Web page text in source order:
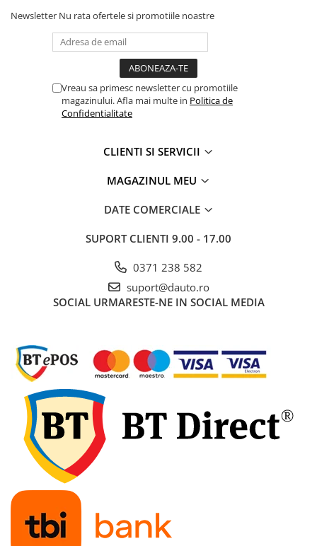
Accesorii Goarne Pneumatice
Autocolante reflectorizante si
fluorescente
Claxoane Auto si Semnale Electrice
de Avertizare
Benzi si placi reflectorizante
Goarne / Trompete Pneumatice
Kituri Instalare Goarne
Rampe luminoase girofar
Rezistoare CANBUS LED
Veste Reflectorizante de Avertizare
Elemente Caroserie
Capace inox si jante
Capace piulite
Deflectoare geam
Oglinzi auto
Parasolare Camion – Cabina si
Accesorii
Protectii si pasaje roti
Reclame Luminoase
Newsletter Nu rata ofertele si promotiile noastre
Vreau sa primesc newsletter cu promotiile
magazinului. Afla mai multe in Politica de
Confidentialitate
CLIENTI SI SERVICII
MAGAZINUL MEU
DATE COMERCIALE
SUPORT CLIENTI 9.00 - 17.00
0371 238 582
suport@dauto.ro
SOCIAL URMARESTE-NE IN SOCIAL MEDIA